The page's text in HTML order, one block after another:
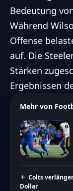
Bedeutung
Während
Offense
auf. Die
Stärken
Ergebnissen
Mehr von
Colts
Dollar